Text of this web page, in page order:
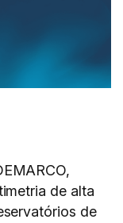
de alta
de